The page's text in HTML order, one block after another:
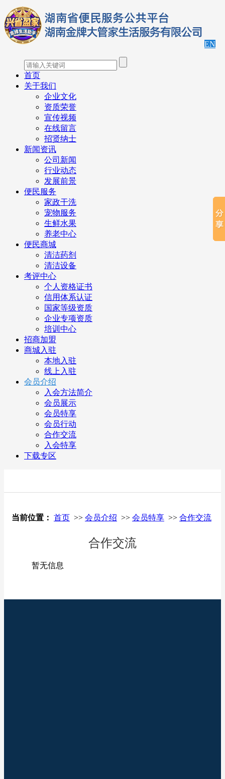
EN
首页
关于我们
企业文化
资质荣誉
宣传视频
在线留言
招贤纳士
新闻资讯
公司新闻
行业动态
发展前景
便民服务
家政干洗
宠物服务
生鲜水果
养老中心
便民商城
清洁药剂
清洁设备
考评中心
个人资格证书
信用体系认证
国家等级资质
企业专项资质
培训中心
招商加盟
商城入驻
本地入驻
线上入驻
会员介绍
入会方法简介
会员展示
会员特享
会员行动
合作交流
入会特享
下载专区
当前位置： 首页 >> 会员介绍 >> 会员特享 >> 合作交流
合作交流
暂无信息